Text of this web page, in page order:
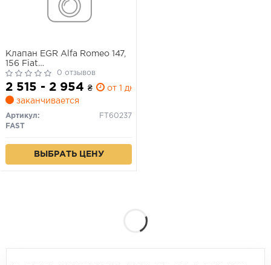
Клапан EGR Alfa Romeo 147,
156 Fiat
Bravo/Doblo/Marea/Multipla
1.9JTD, 2.4JTD 09.97-
0 отзывов
2 515 - 2 954 ₴
от 1 дн.
заканчивается
Артикул:
FT60237
FAST
ВЫБРАТЬ ЦЕНУ